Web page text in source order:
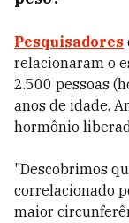
Pesquisadores
relacionaram o
2.500 pessoas
anos de idade.
hormônio
"Descobrimos
correlacionado
maior